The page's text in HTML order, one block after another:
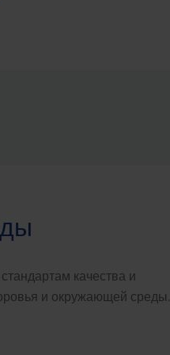
качества и
и окружающей среды.